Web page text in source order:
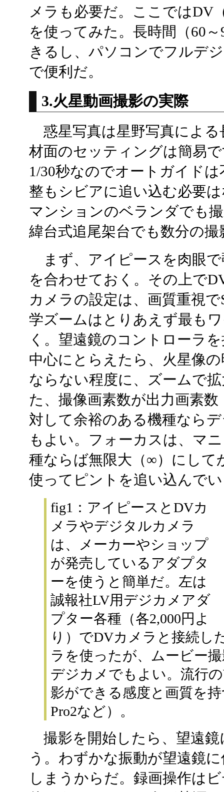
メラも必要だ。ここではDV
を使ってみた。長時間（60
きるし、パソコンでフルデ
で便利だ。
3.火星動画撮影の実際
惑星写真は星野写真による
材面のセッティングは簡易
1/30秒なのでオートガイド
整もシビアに追い込む必要
マンションのベランダでも
緯台式追尾架台でも数分の
まず、アイピースを肉眼
を合わせておく。その上で
カメラの設定は、画質重視
学ズームはとりあえず最も
く。望遠鏡のコントローラ
中心にとらえたら、火星像
ならない程度に、ズームで
た、撮像画素数が出力画素
対して余裕のある機種なら
もよい。フォーカスは、マ
種ならば無限大（∞）にして
使ってピントを追い込んで
fig1：アイピースとDVカ
メラやデジタルカメラ
は、メーカーやショップ
が発売しているアダプタ
ーを使うと簡単だ。左は
誠報社LV用デジカメアダ
プター各種（各2,000円よ
り）でDVカメラと接続し
ラを使ったが、ムービー
デジカメでもよい。流行
影ができる感度と画質を
Pro2など）。
撮影を開始したら、望遠
う。わずかな振動が望遠鏡
しまうからだ。録画操作は